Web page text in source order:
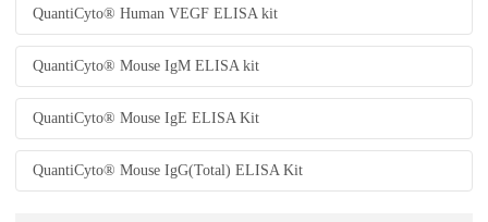
QuantiCyto® Human VEGF ELISA kit
QuantiCyto® Mouse IgM ELISA kit
QuantiCyto® Mouse IgE ELISA Kit
QuantiCyto® Mouse IgG(Total) ELISA Kit